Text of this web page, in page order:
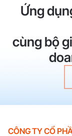
Ứng
cùng bộ
CÔNG TY CỔ